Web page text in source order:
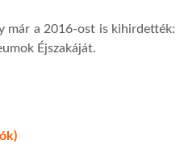
már a 2016-ost is kihirdették:
Éjszakáját.